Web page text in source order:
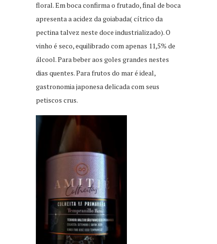
floral. Em boca confirma o frutado, final de boca
apresenta a acidez da goiabada( cítrico da
pectina talvez neste doce industrializado). O
vinho é seco, equilibrado com apenas 11,5% de
álcool. Para beber aos goles grandes nestes
dias quentes. Para frutos do mar é ideal,
gastronomia japonesa delicada com seus
petiscos crus.